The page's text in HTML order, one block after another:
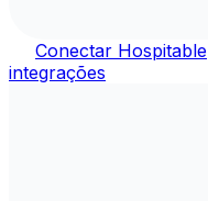
Conectar Hospitable
integrações